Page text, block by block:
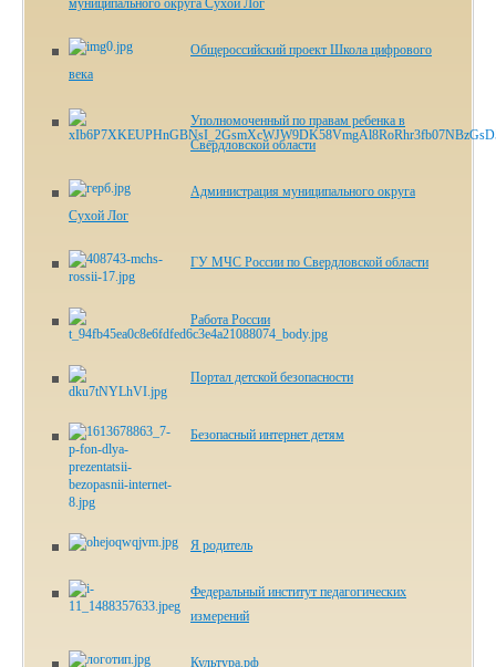
муниципального округа Сухой Лог
Общероссийский проект Школа цифрового
века
Уполномоченный по правам ребенка в
Свердловской области
Администрация муниципального округа
Сухой Лог
ГУ МЧС России по Свердловской области
Работа России
Портал детской безопасности
Безопасный интернет детям
Я родитель
Федеральный институт педагогических
измерений
Культура.рф